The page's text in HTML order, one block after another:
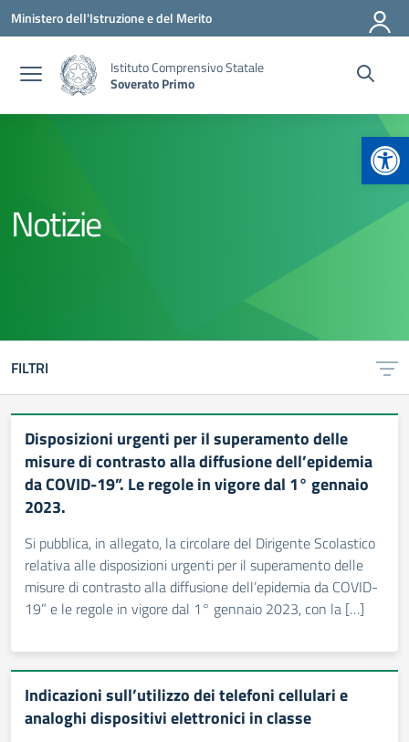
Vai ai contenuti
Vai al menu di navigazione
Vai al footer
Ministero dell'Istruzione e del Merito
Istituto Comprensivo Statale
Soverato Primo
Notizie
FILTRI
Disposizioni urgenti per il superamento delle
misure di contrasto alla diffusione dell’epidemia
da COVID-19”. Le regole in vigore dal 1° gennaio
2023.
Si pubblica, in allegato, la circolare del Dirigente Scolastico
relativa alle disposizioni urgenti per il superamento delle
misure di contrasto alla diffusione dell’epidemia da COVID-
19” e le regole in vigore dal 1° gennaio 2023, con la […]
Indicazioni sull’utilizzo dei telefoni cellulari e
analoghi dispositivi elettronici in classe